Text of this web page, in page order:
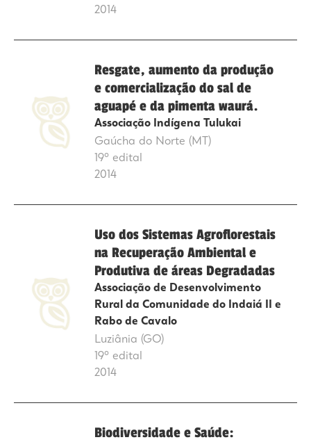
2014
Resgate, aumento da produção
e comercialização do sal de
aguapé e da pimenta waurá.
Associação Indígena Tulukai
Gaúcha do Norte (MT)
19º edital
2014
Uso dos Sistemas Agroflorestais
na Recuperação Ambiental e
Produtiva de áreas Degradadas
Associação de Desenvolvimento
Rural da Comunidade do Indaiá II e
Rabo de Cavalo
Luziânia (GO)
19º edital
2014
Biodiversidade e Saúde: